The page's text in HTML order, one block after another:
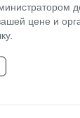
цене и